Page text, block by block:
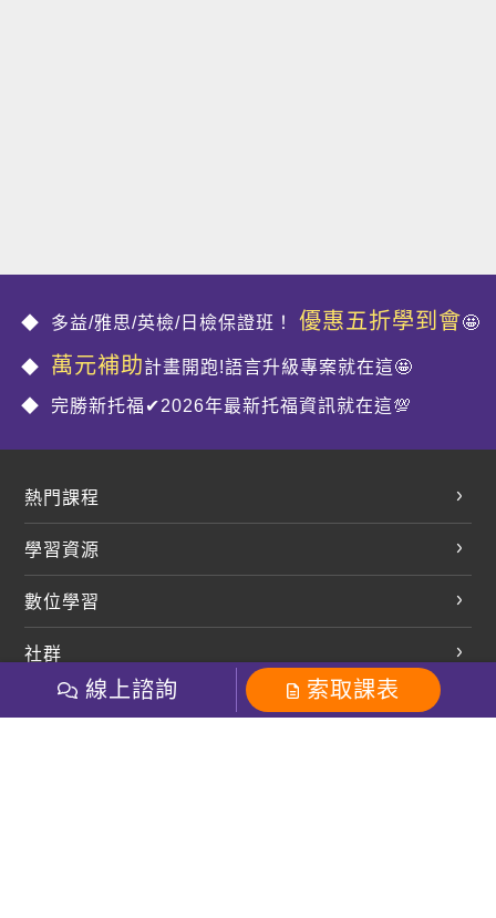
多益/雅思/英檢/日檢保證班！ 優惠五折學到會🤩
萬元補助計畫開跑!語言升級專案就在這🤩
完勝新托福✔2026年最新托福資訊就在這💯
熱門課程
開口溜英文
多益課程
雅思課程
全民英檢
學習資源
開課查詢
學員專區
Line 官方帳號
數位學習
巨匠日語數位學院
巨匠電腦數位學院
社群
就愛嗑英文吐司FB
巨匠教育集團
線上諮詢 索取課表